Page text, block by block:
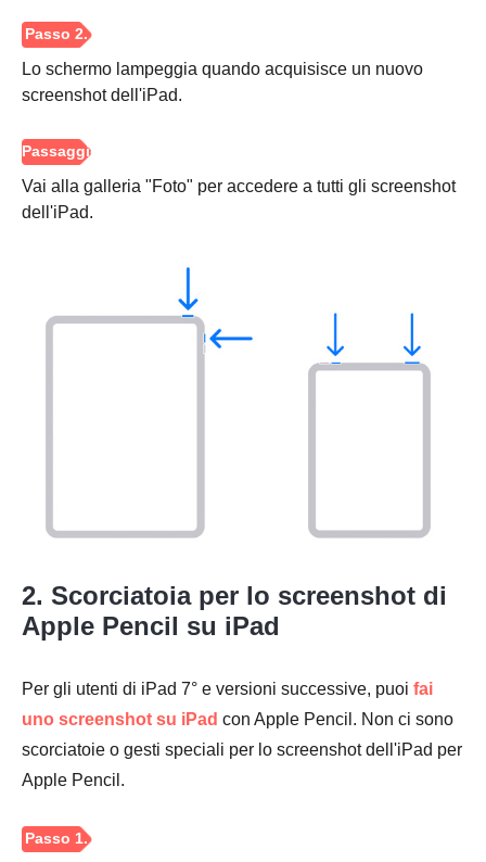
Passo 1.
Lo schermo lampeggia quando acquisisce un nuovo
screenshot dell'iPad.
Vai alla galleria "Foto" per accedere a tutti gli screenshot
dell'iPad.
2. Scorciatoia per lo screenshot di
Apple Pencil su iPad
Per gli utenti di iPad 7° e versioni successive, puoi fai
uno screenshot su iPad con Apple Pencil. Non ci sono
scorciatoie o gesti speciali per lo screenshot dell'iPad per
Apple Pencil.